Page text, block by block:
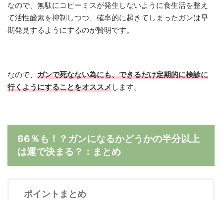
なので、無駄にコピーミスが発生しないように食生活を整え
て活性酸素を抑制しつつ、確率的に起きてしまったガンは早
期発見するようにするのが賢明です。
なので、 ガンで死なない為にも、できるだけ定期的に検診に
行くようにすることをオススメします。
66％も！？ガンになるかどうかの半分以上
は運で決まる？：まとめ
ポイントまとめ